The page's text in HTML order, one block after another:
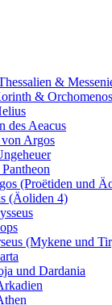
&
&
des Aeacus
Argos
(Proëtiden und
(Äoliden 4)
(Mykene und
und Dardania